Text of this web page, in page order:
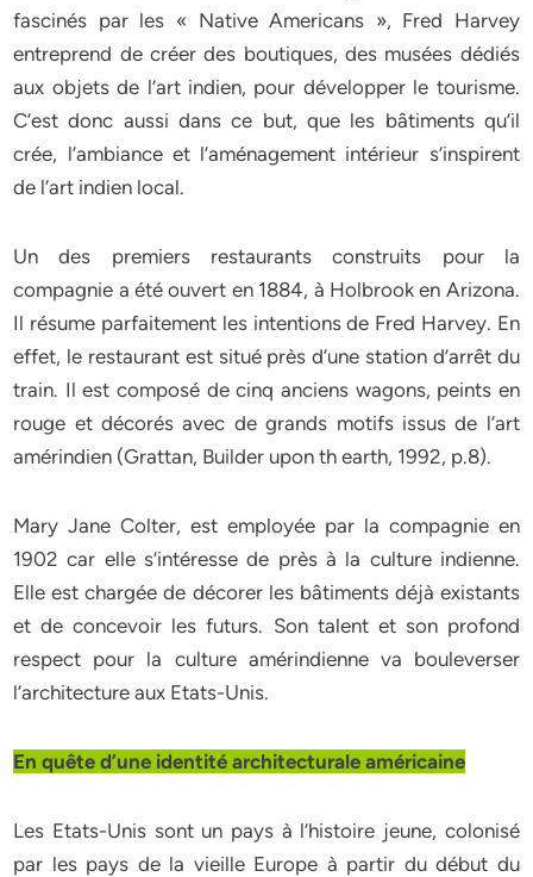
fascinés par les « Native Americans », Fred Harvey
entreprend de créer des boutiques, des musées dédiés
aux objets de l’art indien, pour développer le tourisme.
C’est donc aussi dans ce but, que les bâtiments qu’il
crée, l’ambiance et l’aménagement intérieur s’inspirent
de l’art indien local.
Un des premiers restaurants construits pour la
compagnie a été ouvert en 1884, à Holbrook en Arizona.
Il résume parfaitement les intentions de Fred Harvey. En
effet, le restaurant est situé près d’une station d’arrêt du
train. Il est composé de cinq anciens wagons, peints en
rouge et décorés avec de grands motifs issus de l’art
amérindien (Grattan, Builder upon th earth, 1992, p.8).
Mary Jane Colter, est employée par la compagnie en
1902 car elle s’intéresse de près à la culture indienne.
Elle est chargée de décorer les bâtiments déjà existants
et de concevoir les futurs. Son talent et son profond
respect pour la culture amérindienne va bouleverser
l’architecture aux Etats-Unis.
En quête d’une identité architecturale américaine
Les Etats-Unis sont un pays à l’histoire jeune, colonisé
par les pays de la vieille Europe à partir du début du